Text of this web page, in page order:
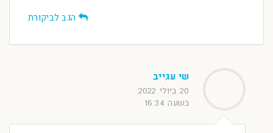
הגב לביקורת
שי עגייב
20 ביולי 2022
בשעה 16:34